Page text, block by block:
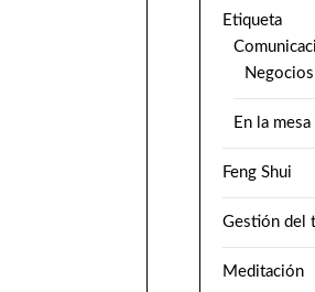
Etiqueta
Negocios
En la mesa
Feng Shui
Gestión del
Meditación